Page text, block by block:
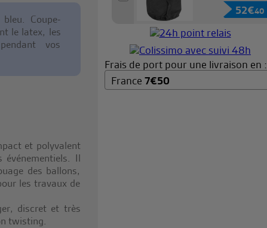
52€40
Frais de port pour une livraison en :
France 7€50
Coupe-
le latex, les
vos
et polyvalent
Il
des ballons,
les travaux de
discret et très
twisting.